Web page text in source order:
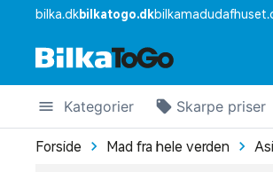
bilka.dkbilkatogo.dk
Kategorier Skarpe priser
Forside Mad fra hele verden